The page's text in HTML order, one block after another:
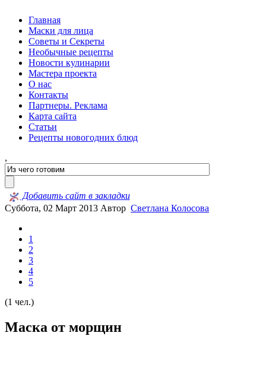
Главная
Маски для лица
Советы и Секреты
Необычные рецепты
Новости кулинарии
Мастера проекта
О нас
Контакты
Партнеры. Реклама
Карта сайта
Статьи
Рецепты новогодних блюд
,
Добавить сайт в закладки
Суббота, 02 Март 2013 Автор Светлана Колосова
1
2
3
4
5
(1 чел.)
Маска от морщин